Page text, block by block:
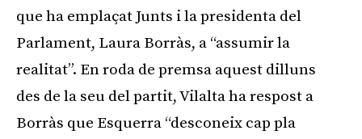
que ha emplaçat Junts i la presidenta del
Parlament, Laura Borràs, a “assumir la
realitat”. En roda de premsa aquest dilluns
des de la seu del partit, Vilalta ha respost a
Borràs que Esquerra “desconeix cap pla